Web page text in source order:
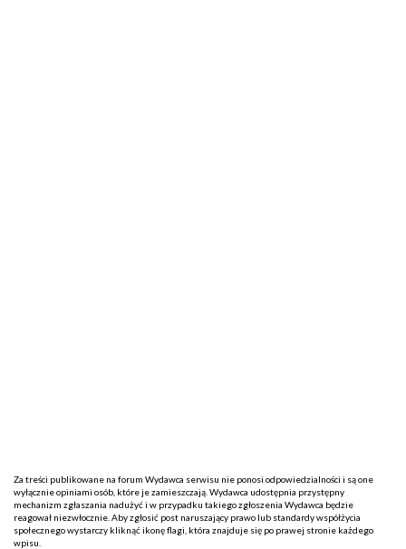
Za treści publikowane na forum Wydawca serwisu nie ponosi odpowiedzialności i są one
wyłącznie opiniami osób, które je zamieszczają. Wydawca udostępnia przystępny
mechanizm zgłaszania nadużyć i w przypadku takiego zgłoszenia Wydawca będzie
reagował niezwłocznie. Aby zgłosić post naruszający prawo lub standardy współżycia
społecznego wystarczy kliknąć ikonę flagi, która znajduje się po prawej stronie każdego
wpisu.